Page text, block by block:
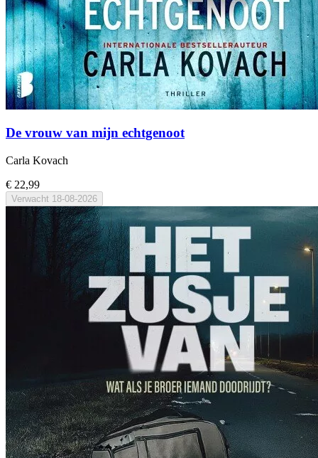
De vrouw van mijn echtgenoot
Carla Kovach
€ 22,99
Verwacht 18-08-2026